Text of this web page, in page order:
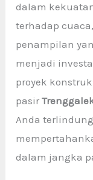
dalam
terhadap
penampilan
menjadi
proyek
pasir
Anda
dalam jangka